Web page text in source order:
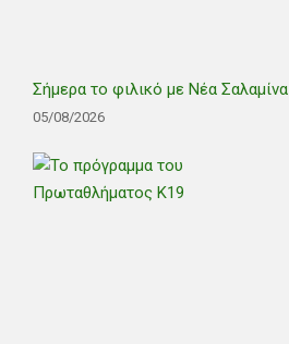
Σήμερα το φιλικό με Νέα Σαλαμίνα
05/08/2026